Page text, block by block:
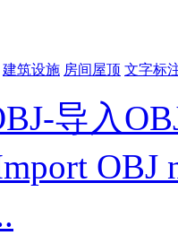
建筑设施 房间屋顶 文字标